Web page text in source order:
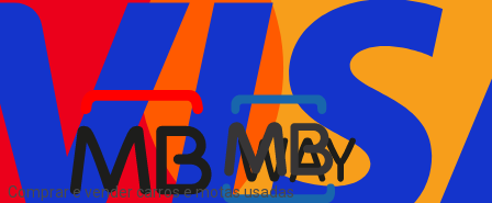
Comprar e vender carros e motas usadas
Sitemap
EN
Sobre Nós